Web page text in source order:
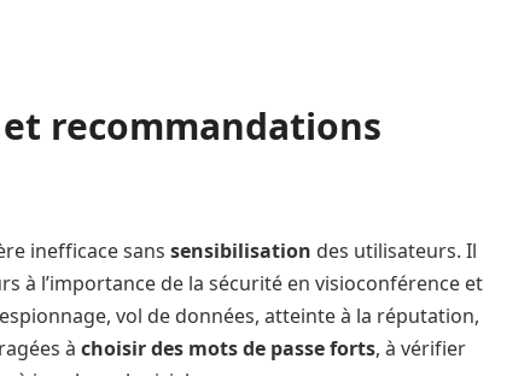
recommandations
inefficace sans sensibilisation des utilisateurs. Il
à l’importance de la sécurité en visioconférence et
vol de données, atteinte à la réputation,
à choisir des mots de passe forts, à vérifier